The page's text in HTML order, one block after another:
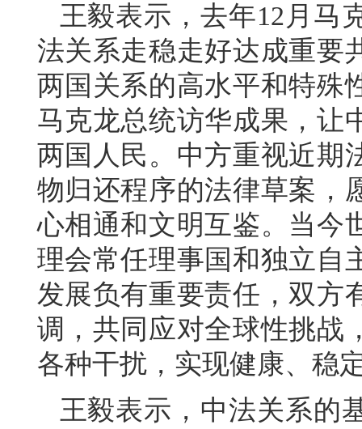
王毅表示，去年12月马
法关系走稳走好达成重要
两国关系的高水平和特殊
马克龙总统访华成果，让
两国人民。中方重视近期
物归还程序的法律草案，
心相通和文明互鉴。当今
理会常任理事国和独立自
发展负有重要责任，双方
调，共同应对全球性挑战
各种干扰，实现健康、稳
王毅表示，中法关系的